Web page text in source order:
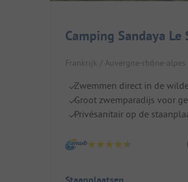
Frankrijk / Auvergne-rhône-alpes
Zwemmen direct in de
Groot zwemparadijs voor
Privésanitair op de